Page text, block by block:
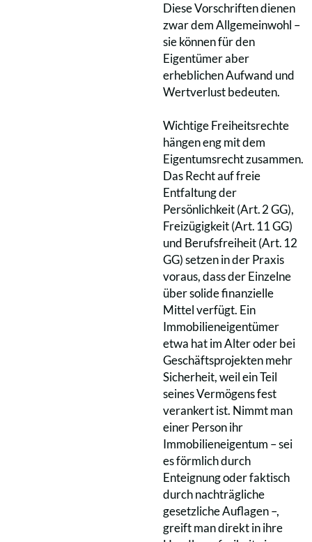
Diese Vorschriften dienen
zwar dem Allgemeinwohl –
sie können für den
Eigentümer aber
erheblichen Aufwand und
Wertverlust bedeuten.
Wichtige Freiheitsrechte
hängen eng mit dem
Eigentumsrecht zusammen.
Das Recht auf freie
Entfaltung der
Persönlichkeit (Art. 2 GG),
Freizügigkeit (Art. 11 GG)
und Berufsfreiheit (Art. 12
GG) setzen in der Praxis
voraus, dass der Einzelne
über solide finanzielle
Mittel verfügt. Ein
Immobilieneigentümer
etwa hat im Alter oder bei
Geschäftsprojekten mehr
Sicherheit, weil ein Teil
seines Vermögens fest
verankert ist. Nimmt man
einer Person ihr
Immobilieneigentum – sei
es förmlich durch
Enteignung oder faktisch
durch nachträgliche
gesetzliche Auflagen –,
greift man direkt in ihre